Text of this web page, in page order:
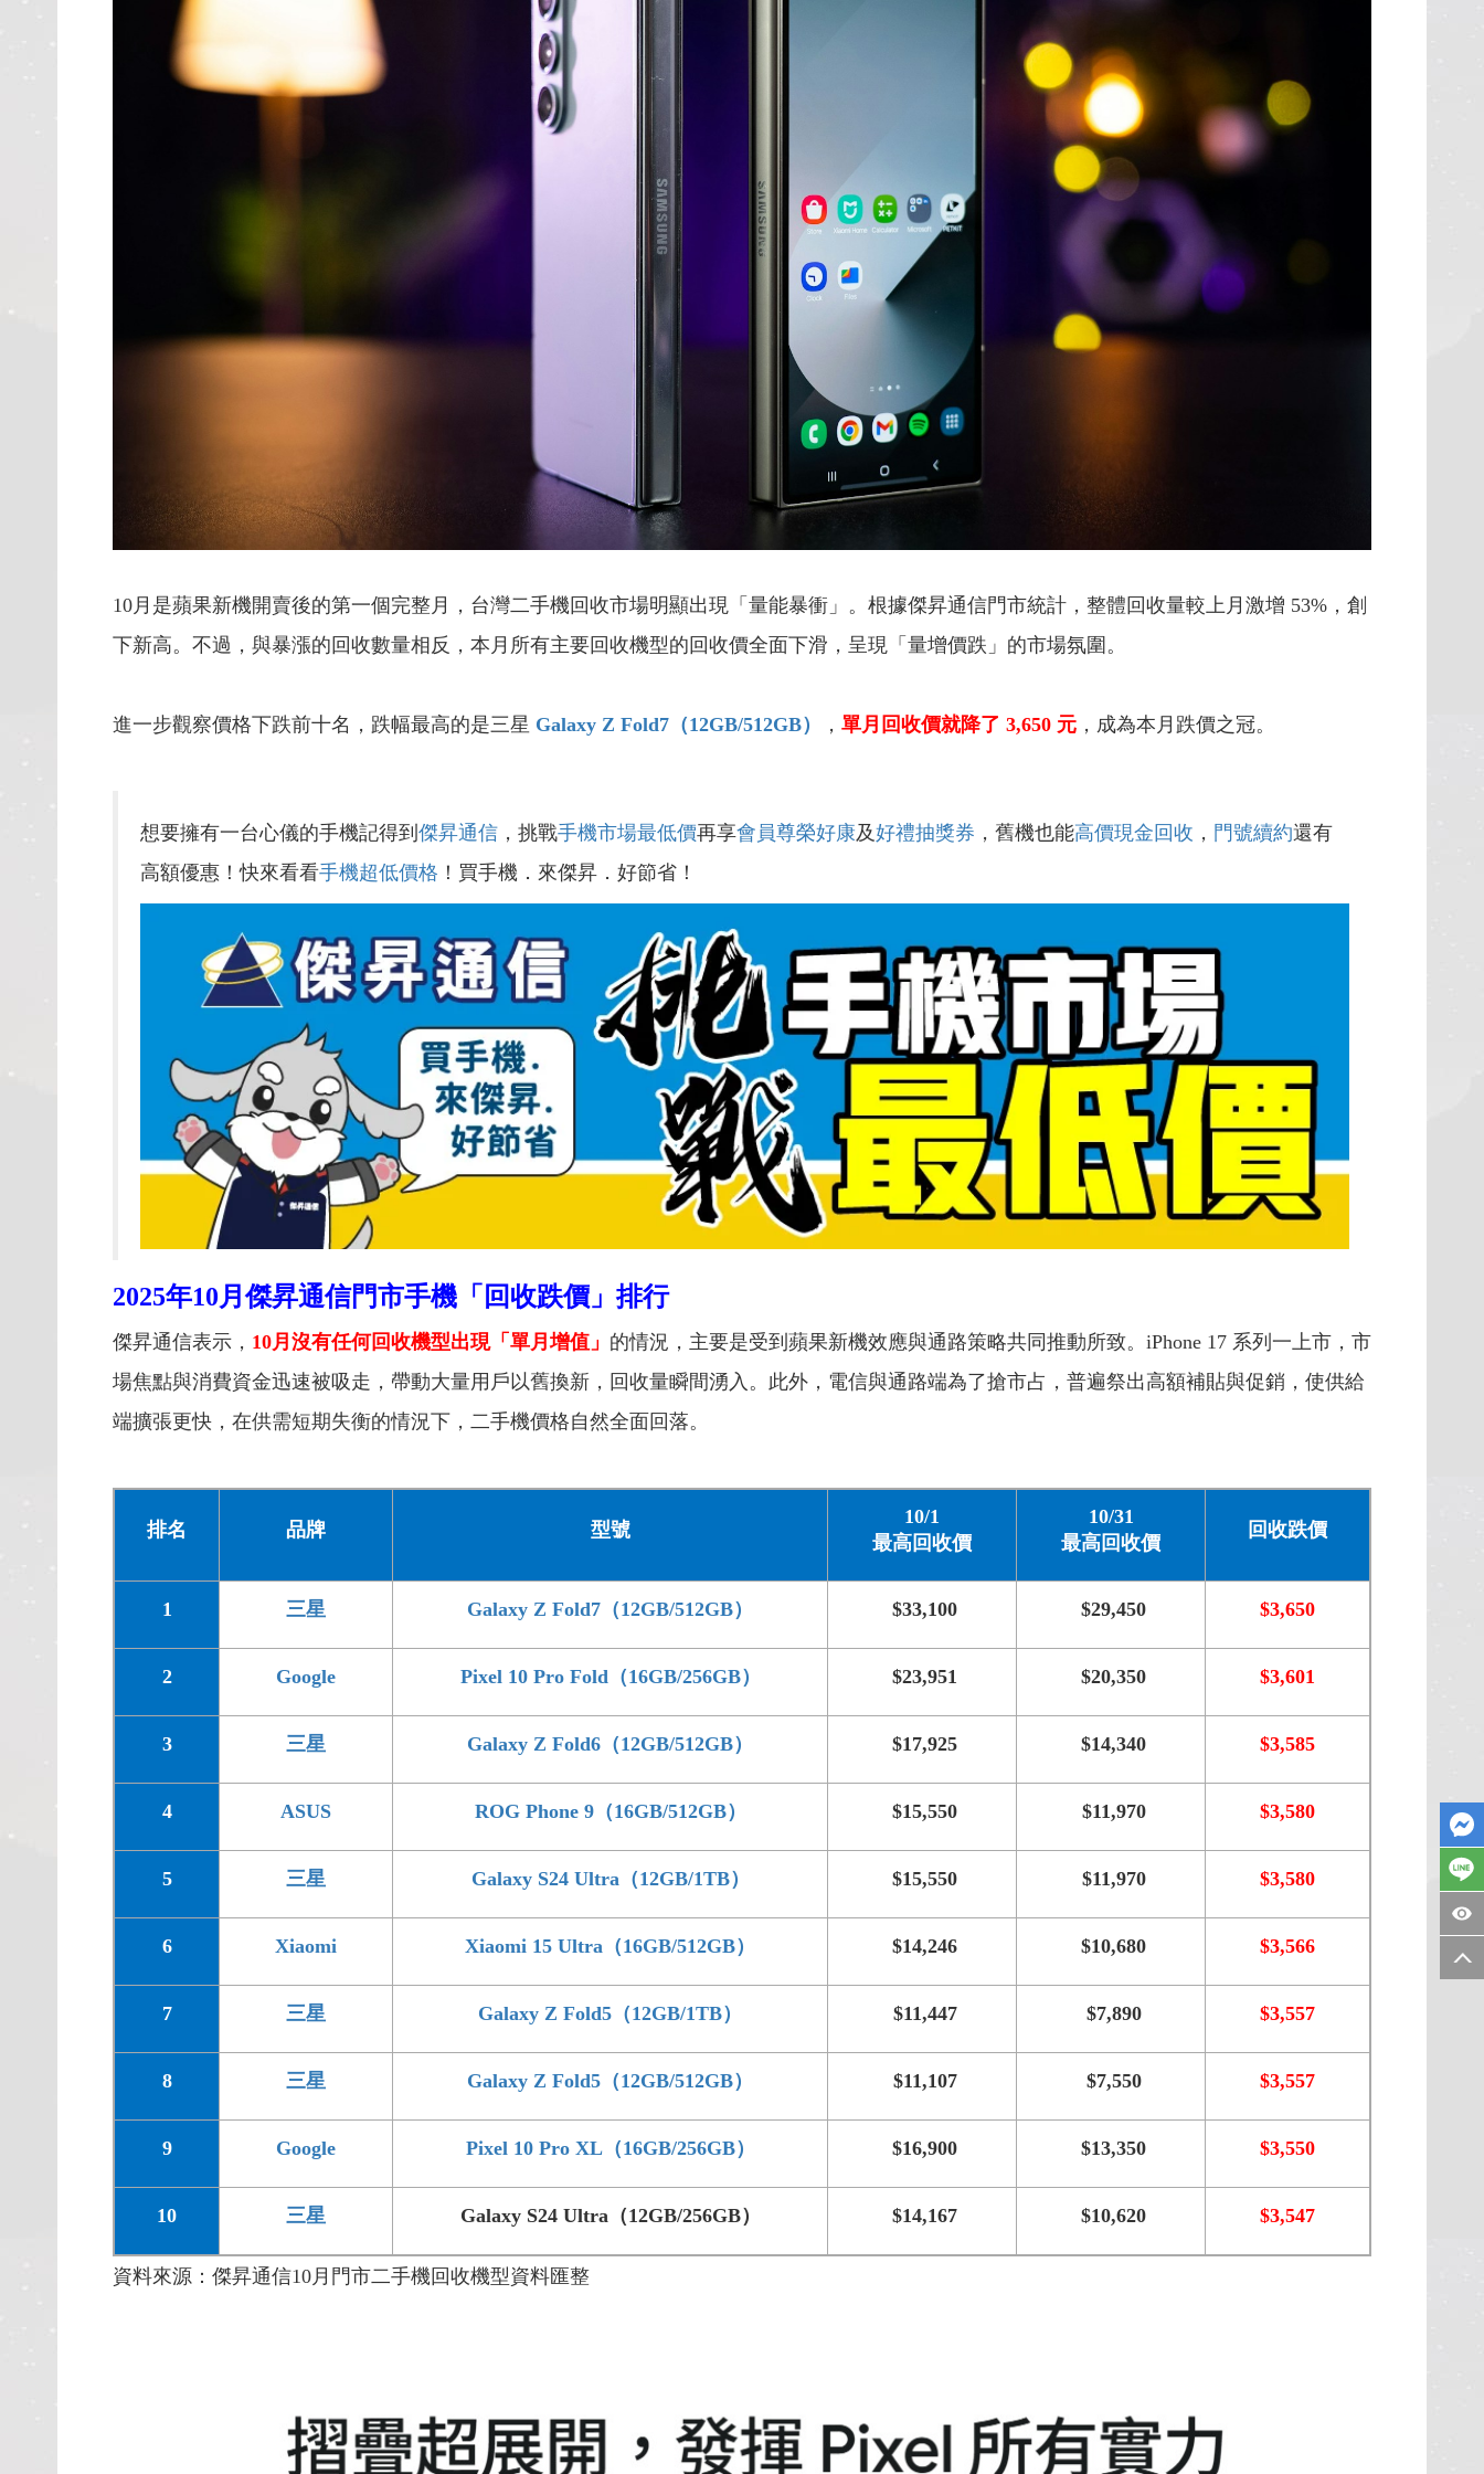
10月是蘋果新機開賣後的第一個完整月，台灣二手機回收市場明顯出現「量能暴衝」。根據傑昇通信門市統計，整體回收量較上月激增 53%，創
下新高。不過，與暴漲的回收數量相反，本月所有主要回收機型的回收價全面下滑，呈現「量增價跌」的市場氛圍。
進一步觀察價格下跌前十名，跌幅最高的是三星 Galaxy Z Fold7（12GB/512GB） ， 單月回收價就降了 3,650 元 ，成為本月跌價之冠。
想要擁有一台心儀的手機記得到 傑昇通信 ，挑戰手機市場最低價再享會員尊榮好康及好禮抽獎券 ，舊機也能高價現金回收 ， 門號續約還有
高額優惠！快來看看手機超低價格 ！買手機．來傑昇．好節省！
2025年10月傑昇通信門市手機「回收跌價」排行
傑昇通信表示， 10月沒有任何回收機型出現「單月增值」 的情況，主要是受到蘋果新機效應與通路策略共同推動所致。iPhone 17 系列一上市，市
場焦點與消費資金迅速被吸走，帶動大量用戶以舊換新，回收量瞬間湧入。此外，電信與通路端為了搶市占，普遍祭出高額補貼與促銷，使供給
端擴張更快，在供需短期失衡的情況下，二手機價格自然全面回落。
排名 品牌 型號
10/1
最高回收價
10/31
最高回收價
回收跌價
1 三星 Galaxy Z Fold7（12GB/512GB） $33,100 $29,450 $3,650
2 Google Pixel 10 Pro Fold（16GB/256GB） $23,951 $20,350 $3,601
3 三星 Galaxy Z Fold6（12GB/512GB） $17,925 $14,340 $3,585
4 ASUS ROG Phone 9（16GB/512GB） $15,550 $11,970 $3,580
5 三星 Galaxy S24 Ultra（12GB/1TB） $15,550 $11,970 $3,580
6 Xiaomi Xiaomi 15 Ultra（16GB/512GB） $14,246 $10,680 $3,566
7 三星 Galaxy Z Fold5（12GB/1TB） $11,447 $7,890 $3,557
8 三星 Galaxy Z Fold5（12GB/512GB） $11,107 $7,550 $3,557
9 Google Pixel 10 Pro XL（16GB/256GB） $16,900 $13,350 $3,550
10 三星 Galaxy S24 Ultra（12GB/256GB） $14,167 $10,620 $3,547
資料來源：傑昇通信10月門市二手機回收機型資料匯整